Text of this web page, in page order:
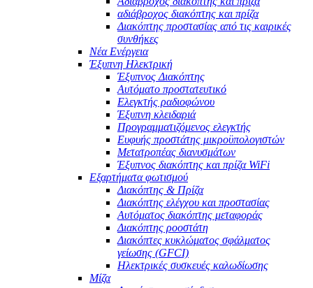
αδιάβροχος διακόπτης και πρίζα
Διακόπτης προστασίας από τις καιρικές
συνθήκες
Νέα Ενέργεια
Έξυπνη Ηλεκτρική
Έξυπνος Διακόπτης
Αυτόματο προστατευτικό
Ελεγκτής ραδιοφώνου
Έξυπνη κλειδαριά
Προγραμματιζόμενος ελεγκτής
Ευφυής προστάτης μικροϋπολογιστών
Μετατροπέας διανυσμάτων
Έξυπνος διακόπτης και πρίζα WiFi
Εξαρτήματα φωτισμού
Διακόπτης & Πρίζα
Διακόπτης ελέγχου και προστασίας
Αυτόματος διακόπτης μεταφοράς
Διακόπτης ροοστάτη
Διακόπτες κυκλώματος σφάλματος
γείωσης (GFCI)
Ηλεκτρικές συσκευές καλωδίωσης
Μίζα